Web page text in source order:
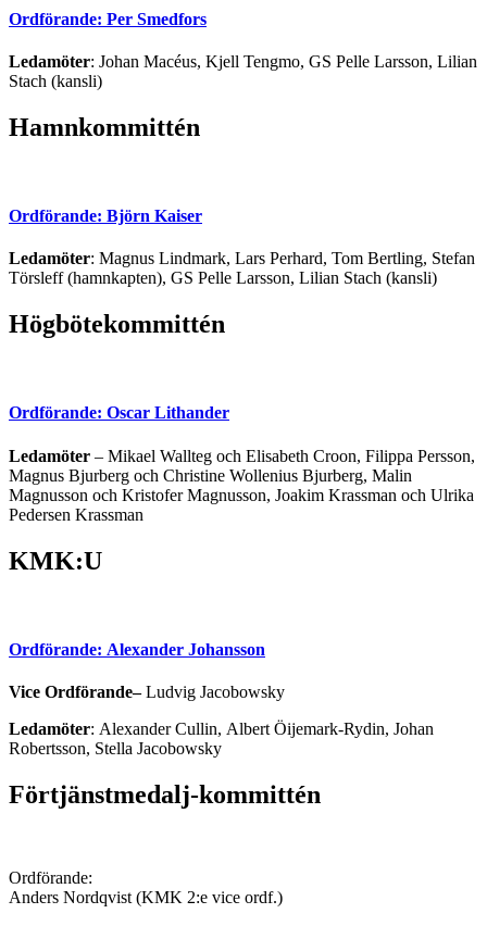
Ordförande: Per Smedfors
Ledamöter: Johan Macéus, Kjell Tengmo, GS Pelle Larsson, Lilian
Stach (kansli)
Hamnkommittén
Ordförande: Björn Kaiser
Ledamöter: Magnus Lindmark, Lars Perhard, Tom Bertling, Stefan
Törsleff (hamnkapten), GS Pelle Larsson, Lilian Stach (kansli)
Högbötekommittén
Ordförande: Oscar Lithander
Ledamöter – Mikael Wallteg och Elisabeth Croon, Filippa Persson,
Magnus Bjurberg och Christine Wollenius Bjurberg, Malin
Magnusson och Kristofer Magnusson, Joakim Krassman och Ulrika
Pedersen Krassman
KMK:U
Ordförande: Alexander Johansson
Vice Ordförande–Ludvig Jacobowsky
Ledamöter: Alexander Cullin, Albert Öijemark-Rydin, Johan
Robertsson, Stella Jacobowsky
Förtjänstmedalj-kommittén
Ordförande:
Anders Nordqvist (KMK 2:e vice ordf.)